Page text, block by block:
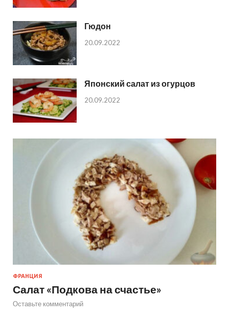
Гюдон
20.09.2022
Японский салат из огурцов
20.09.2022
ФРАНЦИЯ
Салат «Подкова на счастье»
Оставьте комментарий